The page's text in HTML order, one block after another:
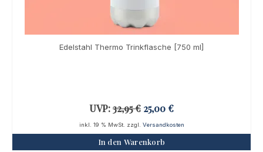
Edelstahl Thermo Trinkflasche [750 ml]
UVP:32,95€ Ursprünglicher
war:
32,95 €
25,00 €Aktueller
ist:
inkl. 19 % MwSt. zzgl. Versandkosten
In den Warenkorb